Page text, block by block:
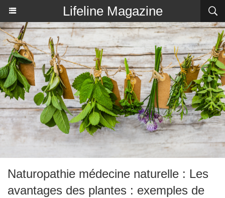
Lifeline Magazine
Naturopathie médecine naturelle : Les
avantages des plantes : exemples de